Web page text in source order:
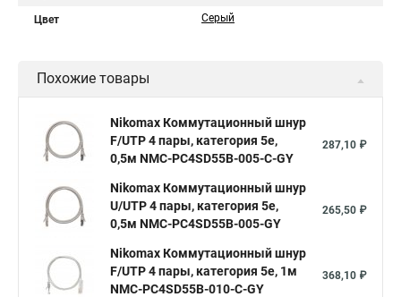
Цвет Серый
Похожие товары
Nikomax Коммутационный шнур
F/UTP 4 пары, категория 5е,
0,5м NMC-PC4SD55B-005-C-GY
287,10 ₽
Nikomax Коммутационный шнур
U/UTP 4 пары, категория 5е,
0,5м NMC-PC4SD55B-005-GY
265,50 ₽
Nikomax Коммутационный шнур
F/UTP 4 пары, категория 5е, 1м
NMC-PC4SD55B-010-C-GY
368,10 ₽